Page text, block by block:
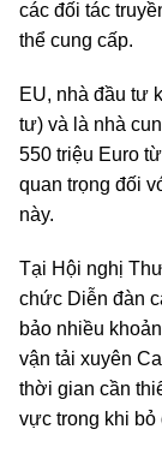
các đối tác
thể cung cấp.
EU, nhà đầu tư
tư) và là nhà
550 triệu Euro
quan trọng đối
này.
Tại Hội nghị
chức Diễn đàn
bảo nhiều
vận tải xuyên
thời gian cần
vực trong khi bỏ